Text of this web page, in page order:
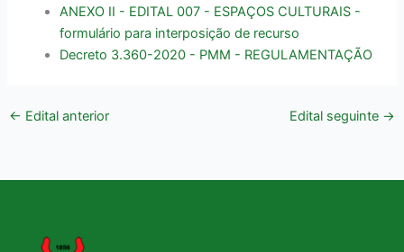
ANEXO II - EDITAL 007 - ESPAÇOS CULTURAIS -
formulário para interposição de recurso
Decreto 3.360-2020 - PMM - REGULAMENTAÇÃO
← Edital anterior Edital seguinte →